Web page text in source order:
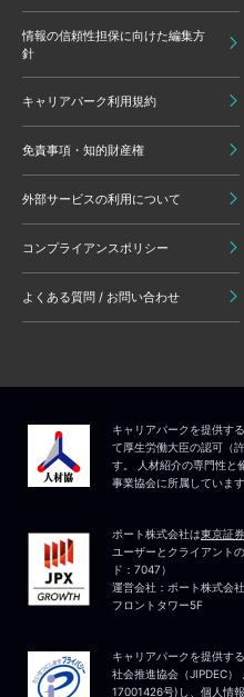
情報の信頼性担保に向けた編集方
針
キャリアパーク利用規約
免責事項・知的財産権
外部サービスの利用について
コンプライアンスポリシー
よくある質問 / お問い合わせ